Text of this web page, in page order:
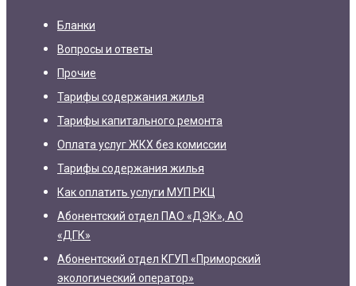
Бланки
Вопросы и ответы
Прочие
Тарифы содержания жилья
Тарифы капитального ремонта
Оплата услуг ЖКХ без комиссии
Тарифы содержания жилья
Как оплатить услуги МУП РКЦ
Абонентский отдел ПАО «ДЭК», АО
«ДГК»
Абонентский отдел КГУП «Приморский
экологический оператор»